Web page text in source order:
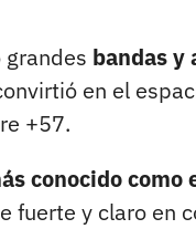
bandas y
en el
+57.
conocido como
fuerte y claro en